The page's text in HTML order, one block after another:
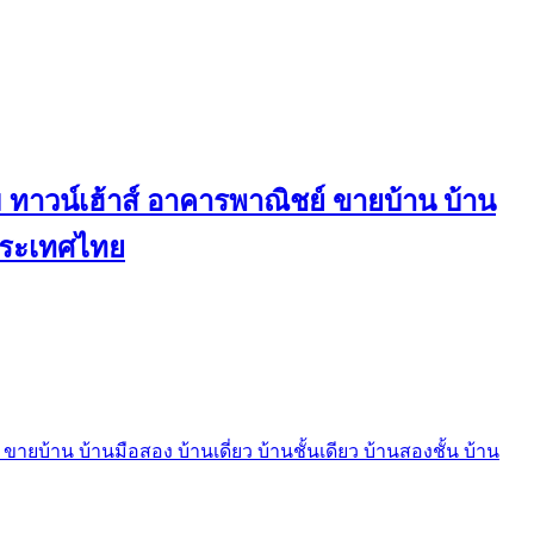
าวน์เฮ้าส์ อาคารพาณิชย์ ขายบ้าน บ้าน
ะเทศไทย
ยบ้าน บ้านมือสอง บ้านเดี่ยว บ้านชั้นเดียว บ้านสองชั้น บ้าน